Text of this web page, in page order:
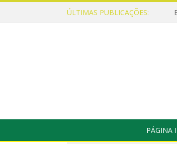
ÚLTIMAS PUBLICAÇÕES:
PÁGINA